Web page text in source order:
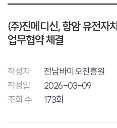
㈜진메디신, 항암 유전자
업무협약 체결
작성자
전남바이오진흥원
작성일
2026-03-09
조회 수
173회